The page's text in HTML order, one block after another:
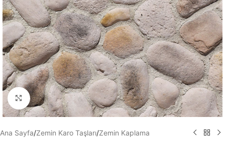
Büyütmek için tıklayın
Ana Sayfa/Zemin Karo Taşları/Zemin Kaplama